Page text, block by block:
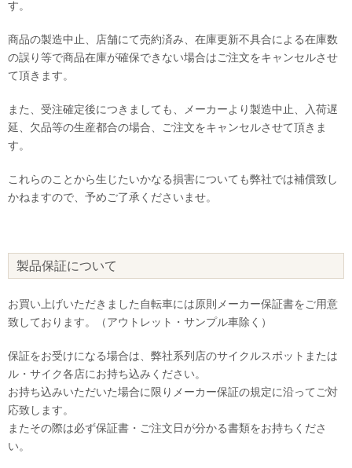
す。
商品の製造中止、店舗にて売約済み、在庫更新不具合による在庫数
の誤り等で商品在庫が確保できない場合はご注文をキャンセルさせ
て頂きます。
また、受注確定後につきましても、メーカーより製造中止、入荷遅
延、欠品等の生産都合の場合、ご注文をキャンセルさせて頂きま
す。
これらのことから生じたいかなる損害についても弊社では補償致し
かねますので、予めご了承くださいませ。
製品保証について
お買い上げいただきました自転車には原則メーカー保証書をご用意
致しております。（アウトレット・サンプル車除く）
保証をお受けになる場合は、弊社系列店のサイクルスポットまたは
ル・サイク各店にお持ち込みください。
お持ち込みいただいた場合に限りメーカー保証の規定に沿ってご対
応致します。
またその際は必ず保証書・ご注文日が分かる書類をお持ちくださ
い。